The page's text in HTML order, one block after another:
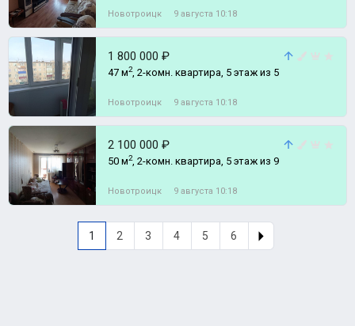
Новотроицк 9 августа 10:18
1 800 000 ₽
47 м2, 2-комн. квартира, 5 этаж из 5
Новотроицк 9 августа 10:18
2 100 000 ₽
50 м2, 2-комн. квартира, 5 этаж из 9
Новотроицк 9 августа 10:18
1 2 3 4 5 6